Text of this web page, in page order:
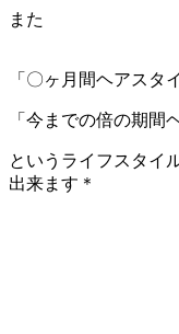
また
「〇ヶ月間ヘアスタ
「今までの倍の期間
というライフスタイ
出来ます＊